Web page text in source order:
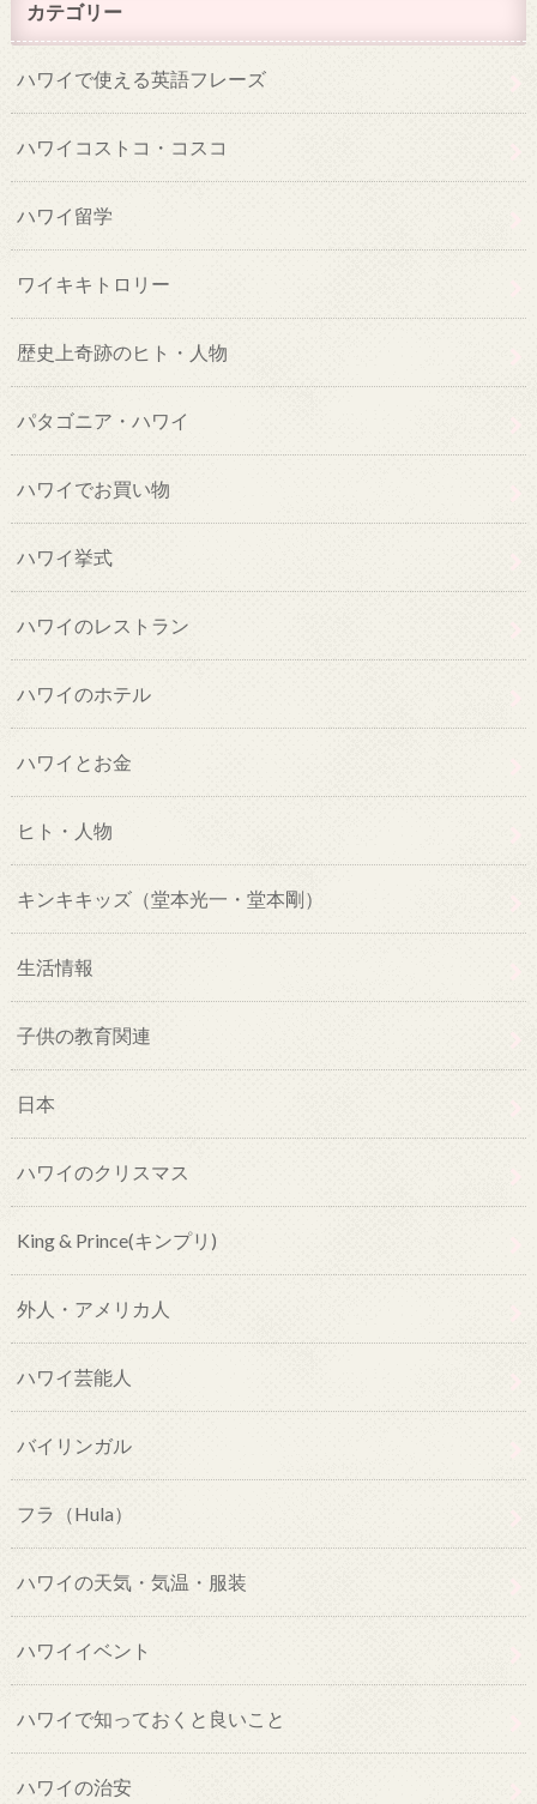
カテゴリー
ハワイで使える英語フレーズ
ハワイコストコ・コスコ
ハワイ留学
ワイキキトロリー
歴史上奇跡のヒト・人物
パタゴニア・ハワイ
ハワイでお買い物
ハワイ挙式
ハワイのレストラン
ハワイのホテル
ハワイとお金
ヒト・人物
キンキキッズ（堂本光一・堂本剛）
生活情報
子供の教育関連
日本
ハワイのクリスマス
King & Prince(キンプリ)
外人・アメリカ人
ハワイ芸能人
バイリンガル
フラ（Hula）
ハワイの天気・気温・服装
ハワイイベント
ハワイで知っておくと良いこと
ハワイの治安